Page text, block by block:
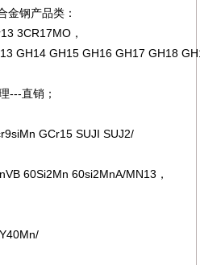
金钢产品类：
3CR17MO，
GH14 GH15 GH16 GH17 GH18
---直销；
GCr15 SUJI SUJ2/
60Si2Mn 60si2MnA/MN13，